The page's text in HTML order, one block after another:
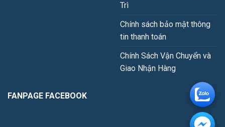
Trì
Chính sách bảo mật thông
tin thanh toán
Chính Sách Vận Chuyển và
Giao Nhận Hàng
FANPAGE FACEBOOK